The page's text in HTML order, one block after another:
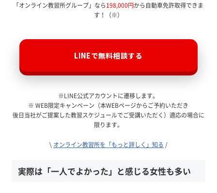
「オンライン教習所グループ」なら198,000円から自動車免許取得できま
す！（※）
LINEで無料相談する
※LINE公式アカウントに遷移します。
※ WEB限定キャンペーン（本WEBページからご予約いただき
後日当社がご提案した教習スケジュールでご受講いただく）適応の場合に
限ります。
\ オンライン教習所を「もっと詳しく」知る /
実際は「一人でよかった」と感じる女性も多い